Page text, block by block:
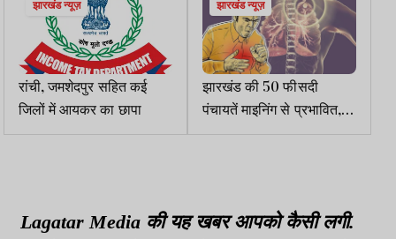
झारखंड न्यूज़
रांची, जमशेदपुर सहित कई
जिलों में आयकर का छापा
झारखंड न्यूज़
झारखंड की 50 फीसदी
पंचायतें माइनिंग से प्रभावित,
अनुसूचित जिलों में 32 हजार
Lagatar Media की यह खबर आपको कैसी लगी.